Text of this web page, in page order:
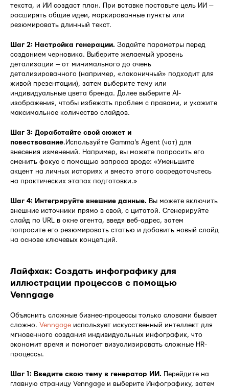
текста, и ИИ создаст план. При вставке поставьте цель ИИ —
расширять общие идеи, маркированные пункты или
резюмировать длинный текст.
Шаг 2: Настройка генерации. Задайте параметры перед
созданием черновика. Выберите желаемый уровень
детализации — от минимального до очень
детализированного (например, «лаконичный» подходит для
живой презентации), затем выберите тему или
индивидуальные цвета бренда. Далее выберите AI-
изображения, чтобы избежать проблем с правами, и укажите
максимальное количество слайдов.
Шаг 3: Доработайте свой сюжет и
повествование.Используйте Gamma's Agent (чат) для
внесения изменений. Например, вы можете попросить его
сменить фокус с помощью запроса вроде: «Уменьшите
акцент на личных историях и вместо этого сосредоточьтесь
на практических этапах подготовки.»
Шаг 4: Интегрируйте внешние данные. Вы можете включить
внешние источники прямо в свой, с цитатой. Сгенерируйте
слайд по URL в окне агента, введя веб-адрес, затем
попросите его резюмировать статью и добавить новый слайд
на основе ключевых концепций.
Лайфхак: Создать инфографику для
иллюстрации процессов с помощью
Venngage
Объяснить сложные бизнес-процессы только словами бывает
сложно. Venngage использует искусственный интеллект для
мгновенного создания индивидуальных инфографик, что
экономит время и помогает визуализировать сложные HR-
процессы.
Шаг 1: Введите свою тему в генератор ИИ. Перейдите на
главную страницу Venngage и выберите Инфографику, затем